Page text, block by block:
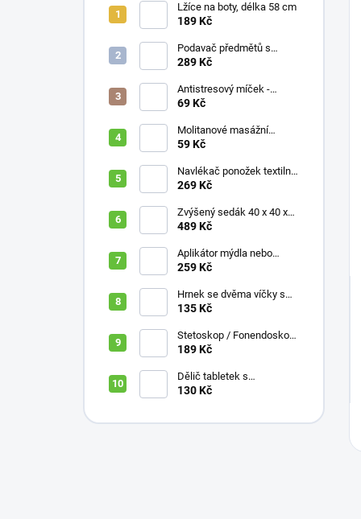
Lžíce na boty, délka 58 cm
189 Kč
Podavač předmětů s
magnetem / prodloužená
81 / 90 cm
289 Kč
Antistresový míček -
průměr 75 mm, mix barev
69 Kč
Molitanové masážní
míčky, různé velikosti
59 Kč
Navlékač ponožek textilní
s plastovou vložkou
269 Kč
Zvýšený sedák 40 x 40 x
10 cm
489 Kč
Aplikátor mýdla nebo
krému se zásobníkem a
259 Kč
Hrnek se dvěma víčky s
krátkými náustky, nápoje,
barvy
135 Kč
Stetoskop / Fonendoskop
pro zdravotnický personál,
189 Kč
Dělič tabletek s
bezpečným uložením léků
130 Kč